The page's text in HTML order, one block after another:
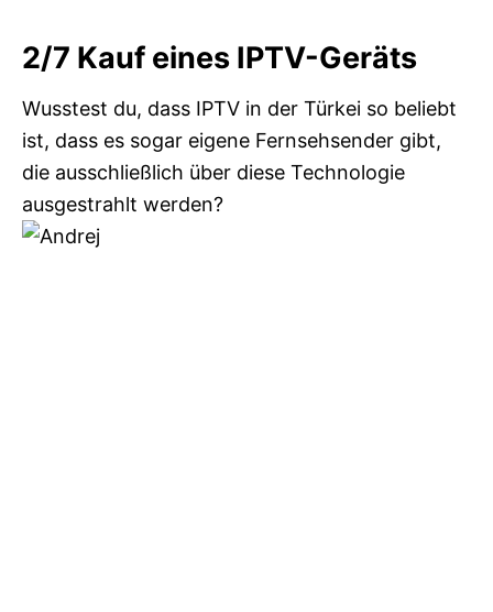
2/7 Kauf eines IPTV-Geräts
Wusstest du, dass IPTV in der Türkei so beliebt
ist, dass es sogar eigene Fernsehsender gibt,
die ausschließlich über diese Technologie
ausgestrahlt werden?